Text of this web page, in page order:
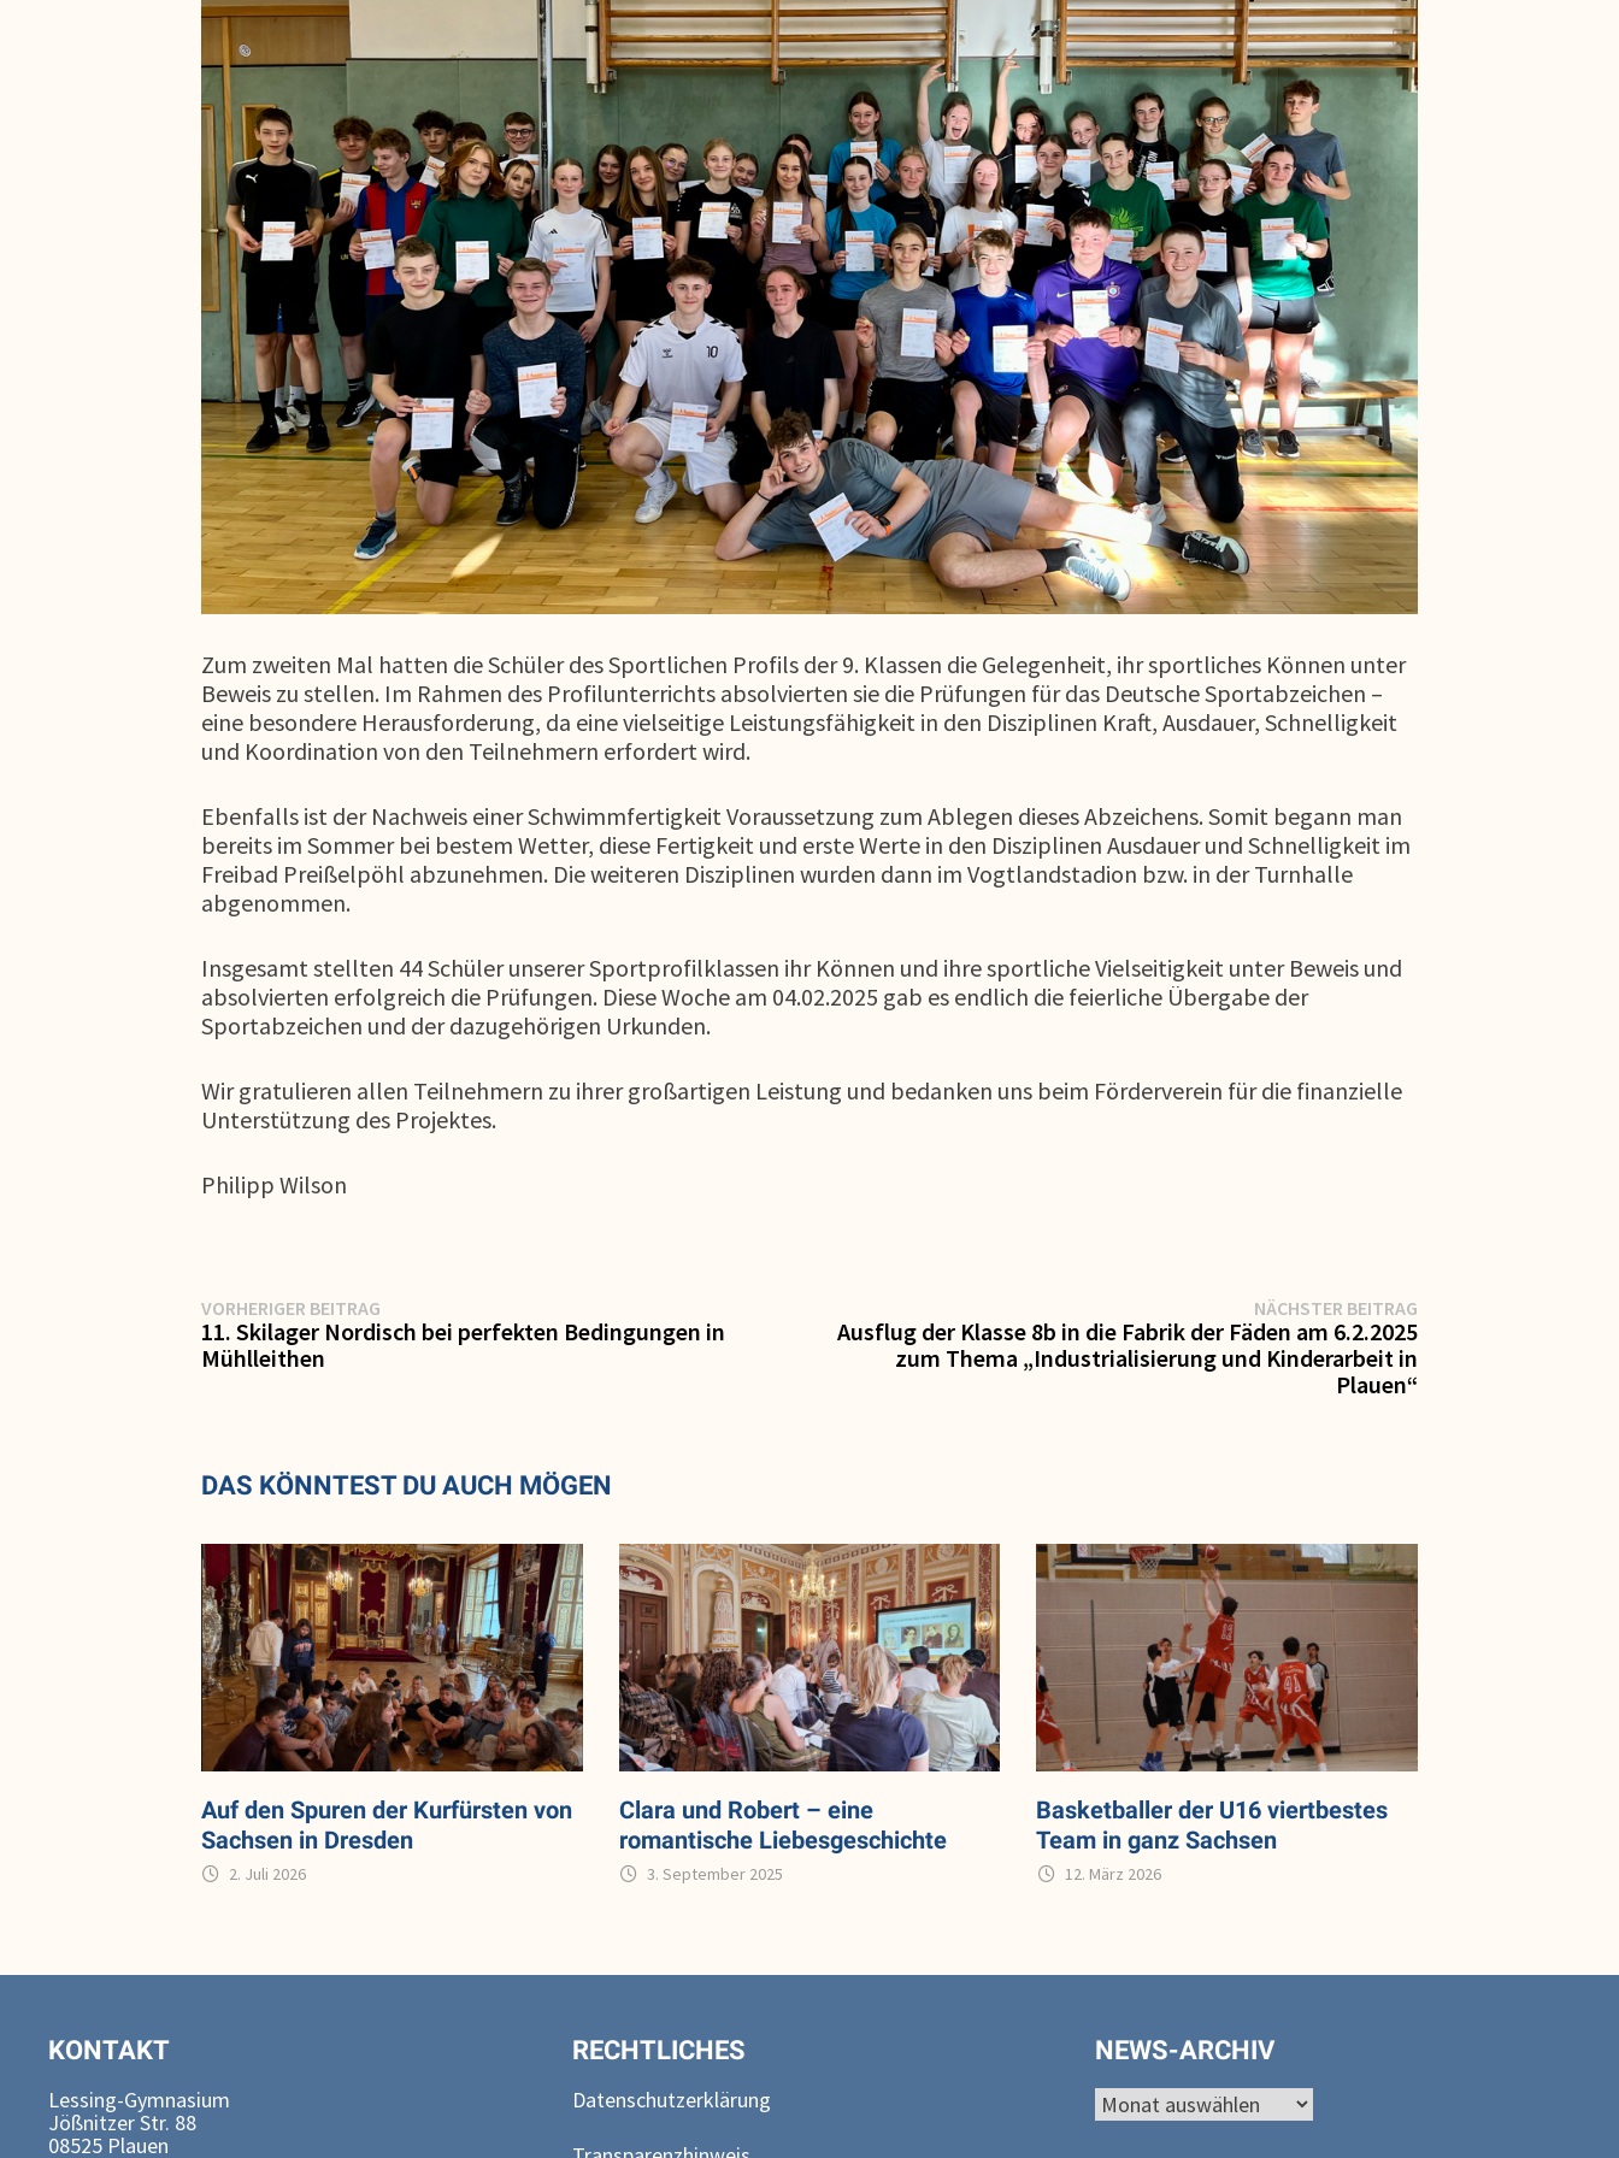
Zum zweiten Mal hatten die Schüler des Sportlichen Profils der 9. Klassen die Gelegenheit, ihr sportliches Können unter
Beweis zu stellen. Im Rahmen des Profilunterrichts absolvierten sie die Prüfungen für das Deutsche Sportabzeichen –
eine besondere Herausforderung, da eine vielseitige Leistungsfähigkeit in den Disziplinen Kraft, Ausdauer, Schnelligkeit
und Koordination von den Teilnehmern erfordert wird.
Ebenfalls ist der Nachweis einer Schwimmfertigkeit Voraussetzung zum Ablegen dieses Abzeichens. Somit begann man
bereits im Sommer bei bestem Wetter, diese Fertigkeit und erste Werte in den Disziplinen Ausdauer und Schnelligkeit im
Freibad Preißelpöhl abzunehmen. Die weiteren Disziplinen wurden dann im Vogtlandstadion bzw. in der Turnhalle
abgenommen.
Insgesamt stellten 44 Schüler unserer Sportprofilklassen ihr Können und ihre sportliche Vielseitigkeit unter Beweis und
absolvierten erfolgreich die Prüfungen. Diese Woche am 04.02.2025 gab es endlich die feierliche Übergabe der
Sportabzeichen und der dazugehörigen Urkunden.
Wir gratulieren allen Teilnehmern zu ihrer großartigen Leistung und bedanken uns beim Förderverein für die finanzielle
Unterstützung des Projektes.
Philipp Wilson
Beitragsnavigation
VORHERIGER BEITRAGVorheriger
Beitrag:
11. Skilager Nordisch bei perfekten Bedingungen in
Mühlleithen
NÄCHSTER BEITRAG
Beitrag:
Ausflug der Klasse 8b in die Fabrik der Fäden am 6.2.2025
zum Thema „Industrialisierung und Kinderarbeit in
Plauen“
DAS KÖNNTEST DU AUCH MÖGEN
Auf den Spuren der Kurfürsten von
Sachsen in Dresden
2. Juli 2026
Clara und Robert – eine
romantische Liebesgeschichte
3. September 2025
Basketballer der U16 viertbestes
Team in ganz Sachsen
12. März 2026
KONTAKT
Lessing-Gymnasium
Jößnitzer Str. 88
08525 Plauen
RECHTLICHES
Datenschutzerklärung
NEWS-ARCHIV
News-
Archiv